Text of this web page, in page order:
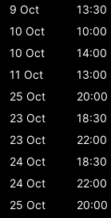
9 Oct
13:30
10 Oct
10:00
10 Oct
14:00
11 Oct
13:00
25 Oct
20:00
23 Oct
18:30
23 Oct
22:00
24 Oct
18:30
24 Oct
22:00
25 Oct
20:00